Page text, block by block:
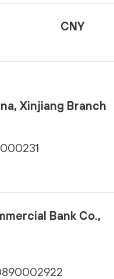
CNY
Xinjiang Branch
Bank Co.,